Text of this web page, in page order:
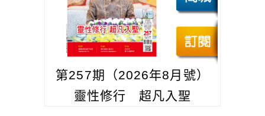
第257期（2026年8月號）
靈性修行 超凡入聖